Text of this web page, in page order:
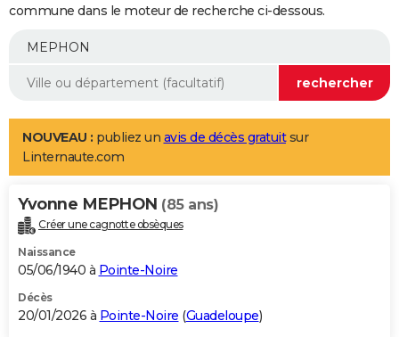
Essais
Réserver un essai
Citadines
Berlines
SUV
Forum auto
+
Mobiles
Meilleur smartphone
Internet
Ordinateurs
Jeux vidéo
Guide high-tech
Aménagement intérieur
LIFESTYLE
Art de vivre
Bien-être
Loisirs
Mode
Modes de vie
Alimentation
Guide de la santé
Maladies
Médicaments
Sommeil
VOYAGE
Destinations
City break
Voyage nature
Voyage de noces
Forum
Climat
+PHOTO
GUIDES D'ACHAT
BONS PLANS
commune dans le moteur de recherche ci-dessous.
NOUVEAU : publiez un avis de décès gratuitsur
Linternaute.com
Yvonne MEPHON (85 ans)
Créer une cagnotte obsèques
Naissance
05/06/1940 à Pointe-Noire
Décès
20/01/2026 à Pointe-Noire (Guadeloupe)